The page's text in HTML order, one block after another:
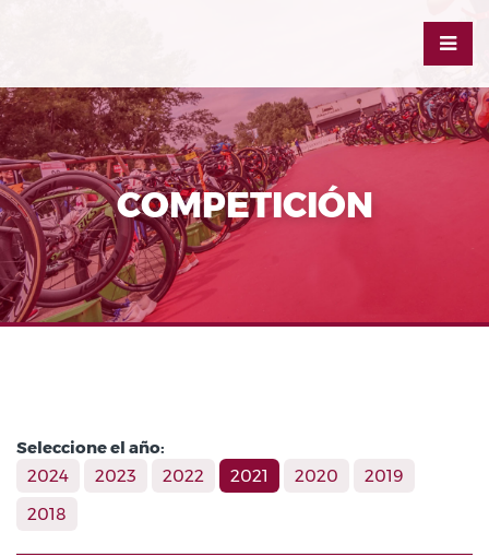
COMPETICIÓN
Seleccione el año:
2024
2023 2022 2021 2020
2019
2018